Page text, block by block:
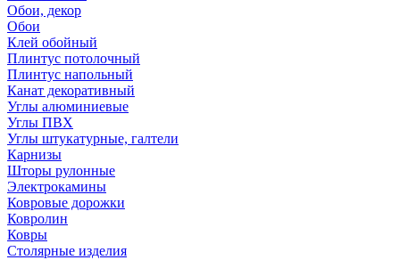
Обои, декор
Обои
Клей обойный
Плинтус потолочный
Плинтус напольный
Канат декоративный
Углы алюминиевые
Углы ПВХ
Углы штукатурные, галтели
Карнизы
Шторы рулонные
Электрокамины
Ковровые дорожки
Ковролин
Ковры
Столярные изделия